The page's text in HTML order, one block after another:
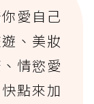
愛自己
、美妝
情慾愛
點來加